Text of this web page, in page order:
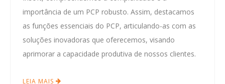
importância de um PCP robusto. Assim, destacamos
as funções essenciais do PCP, articulando-as com as
soluções inovadoras que oferecemos, visando
aprimorar a capacidade produtiva de nossos clientes.
LEIA MAIS